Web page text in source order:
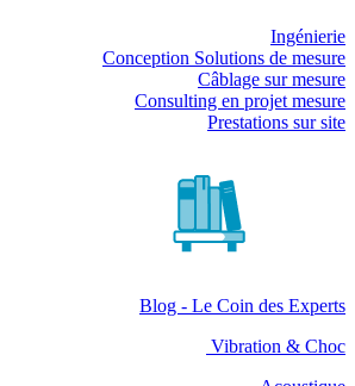
Ingénierie
Conception Solutions de mesure
Câblage sur mesure
Consulting en projet mesure
Prestations sur site
Blog - Le Coin des Experts
Vibration & Choc